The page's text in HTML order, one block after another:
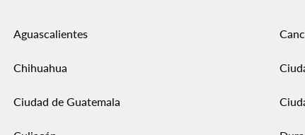
Aguascalientes
Chihuahua
Ciudad de Guatemala